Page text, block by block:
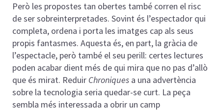
Però les propostes tan obertes també corren el risc
de ser sobreinterpretades. Sovint és l’espectador qui
completa, ordena i porta les imatges cap als seus
propis fantasmes. Aquesta és, en part, la gràcia de
l’espectacle, però també el seu perill: certes lectures
poden acabar dient més de qui mira que no pas d’allò
que és mirat. Reduir Chroniques a una advertència
sobre la tecnologia seria quedar-se curt. La peça
sembla més interessada a obrir un camp